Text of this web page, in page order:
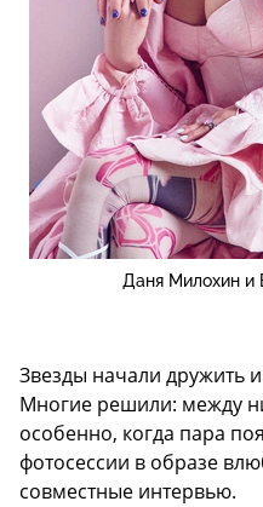
Даня Милохин и
Звезды начали дружить
Многие решили: между
особенно, когда пара
фотосессии в образе
совместные интервью.